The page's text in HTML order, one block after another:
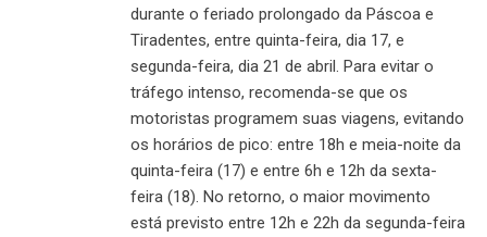
durante o feriado prolongado da Páscoa e
Tiradentes, entre quinta-feira, dia 17, e
segunda-feira, dia 21 de abril. Para evitar o
tráfego intenso, recomenda-se que os
motoristas programem suas viagens, evitando
os horários de pico: entre 18h e meia-noite da
quinta-feira (17) e entre 6h e 12h da sexta-
feira (18). No retorno, o maior movimento
está previsto entre 12h e 22h da segunda-feira